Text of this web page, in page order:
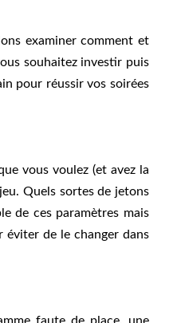
examiner comment et
souhaitez investir puis
pour réussir vos soirées
vous voulez (et avez la
Quels sortes de jetons
de ces paramètres mais
de le changer dans
faute de place, une